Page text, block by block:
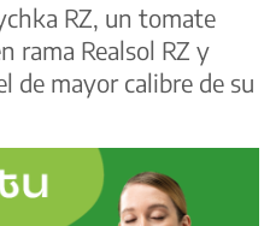
RZ, un tomate
rama Realsol RZ y
de mayor calibre de su